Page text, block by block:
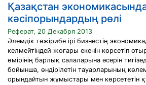
Қазақстан экономикасында
кәсіпорындардың рөлі
Реферат, 20 Декабря 2013
Әлемдік тәжірибе ірі бизнестің
келмейтіндей жоғары екенін көрсетіп
өмірінің барлық салаларына әсерін
бойынша, өндірілетін тауарларының
орындайтын жұмыстары мен көрсететін